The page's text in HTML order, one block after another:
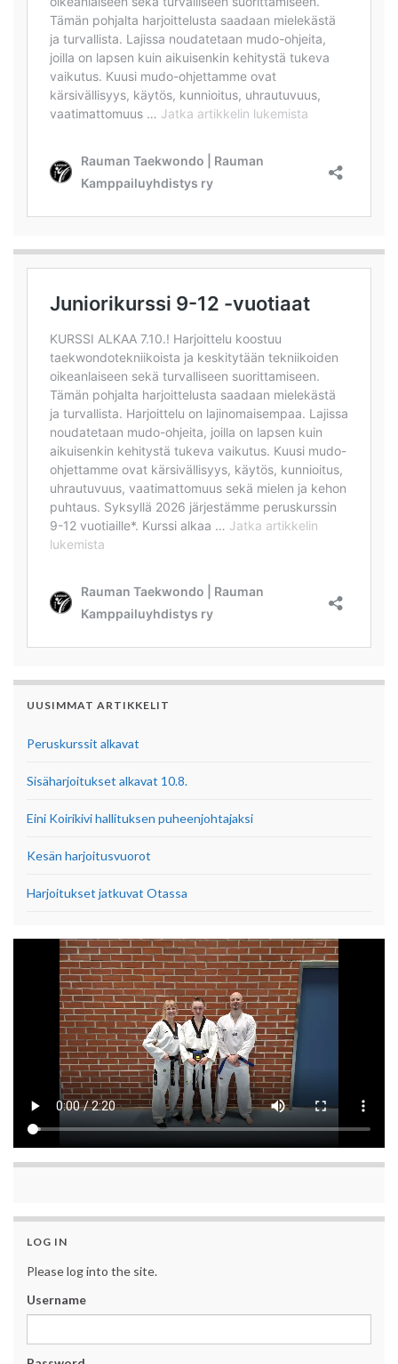
UUSIMMAT ARTIKKELIT
Peruskurssit alkavat
Sisäharjoitukset alkavat 10.8.
Eini Koirikivi hallituksen puheenjohtajaksi
Kesän harjoitusvuorot
Harjoitukset jatkuvat Otassa
LOG IN
Please log into the site.
Username